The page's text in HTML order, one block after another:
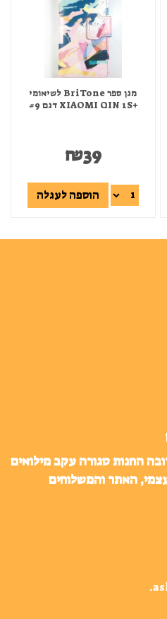
מגן ספר BriTone לשיאומי
+XIAOMI QIN 1S דגם #9
₪39
הוספה לעגלה
החנות סגורה עקב מילואים
האתר והמשלוחים
.